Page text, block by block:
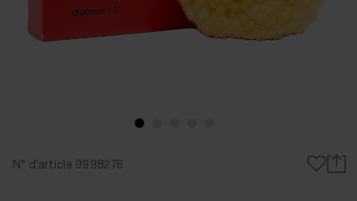
N° d'article 9998276